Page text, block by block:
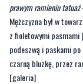
prawym ramieniu tatuaż
Mężczyzna był w
z fioletowymi pasmami
podeszwą i paskami
czarną bluzkę, przez
[galeria]